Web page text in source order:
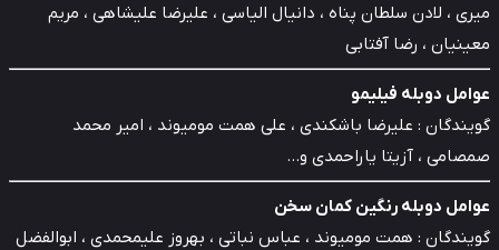
، لادن سلطان پناه ، دانیال الیاسی ، علیرضا علیشاهی ، مریم
، رضا آفتابی
دوبله فیلیمو
: علیرضا باشکندی ، علی همت مومیوند ، امیر محمد
، آزیتا یاراحمدی و…
دوبله رنگین کمان سخن
: همت مومیوند ، عباس نباتی ، بهروز علیمحمدی ، ابوالفضل